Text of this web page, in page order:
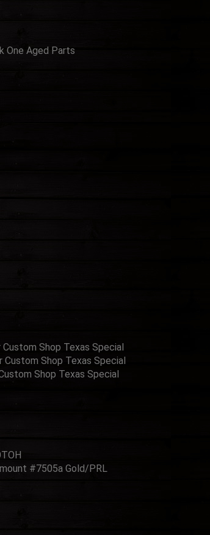
One Aged Parts
Shop Texas Special
Shop Texas Special
Shop Texas Special
#7505a Gold/PRL